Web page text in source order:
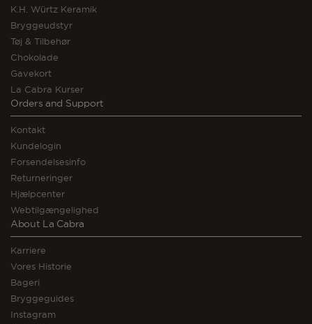
K.H. Würtz Keramik
Bryggeudstyr
Tøj & Tilbehør
Chokolade
Gavekort
La Cabra Kurser
Orders and Support
Kontakt
Kundelogin
Forsendelsesinfo
Returneringer
Hjælpcenter
Webtilgængelighed
About La Cabra
Karriere
Vores Historie
Bageri
Bryggeguides
Instagram